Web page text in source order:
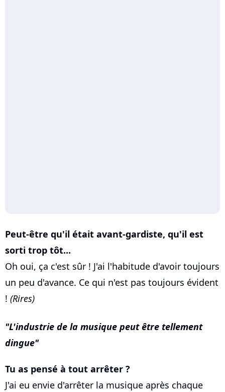
Peut-être qu'il était avant-gardiste, qu'il est
sorti trop tôt...
Oh oui, ça c'est sûr ! J'ai l'habitude d'avoir toujours
un peu d'avance. Ce qui n'est pas toujours évident
! (Rires)
L'industrie de la musique peut être tellement
dingue
Tu as pensé à tout arrêter ?
J'ai eu envie d'arrêter la musique après chaque